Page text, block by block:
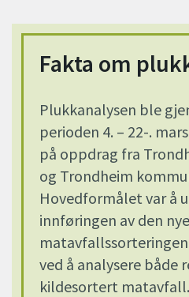
Fakta om
Plukkanalysen ble
perioden 4. – 22-.
på oppdrag fra
og Trondheim
Hovedformålet var å
innføringen av den nye
ved å analysere både
kildesortert matavfall.